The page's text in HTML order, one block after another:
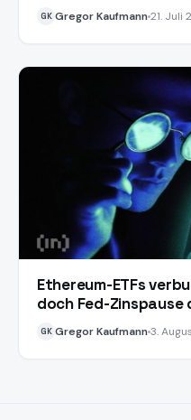
GK Gregor Kaufmann21. Juli
Ethereum-ETFs
doch Fed-
GK Gregor Kaufmann3.